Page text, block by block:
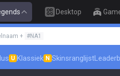
Desktop
een summoner
+ #NA1
U Klassiek N Skinsranglijst